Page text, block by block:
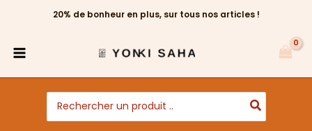
20% de bonheur en plus, sur tous nos articles !
Search
for: